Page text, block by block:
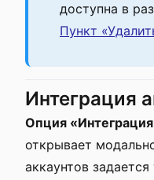
доступна в
Пункт
Интеграция
Опция
открывает
аккаунтов